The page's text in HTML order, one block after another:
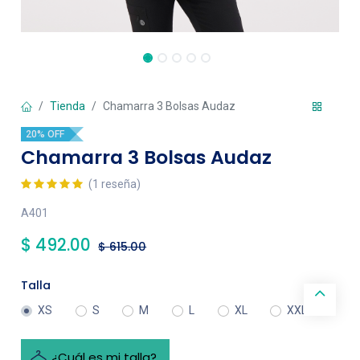
Tienda Chamarra 3 Bolsas Audaz
20% OFF
Chamarra 3 Bolsas Audaz
(1 reseña)
A401
$ 492.00 $615.00
Talla
XS S M XL XXL